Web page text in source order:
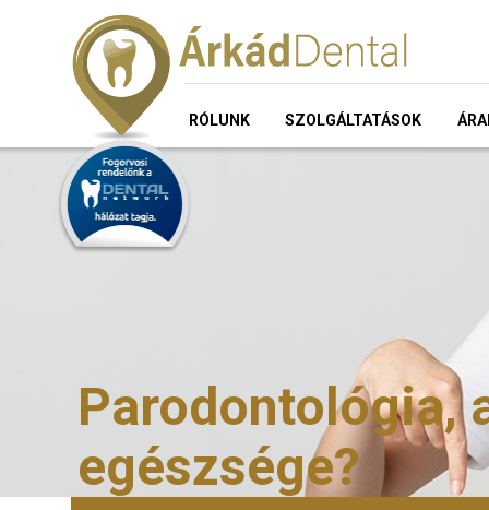
RÓLUNK SZOLGÁLTATÁSOK
Parodontológia,
egészsége?